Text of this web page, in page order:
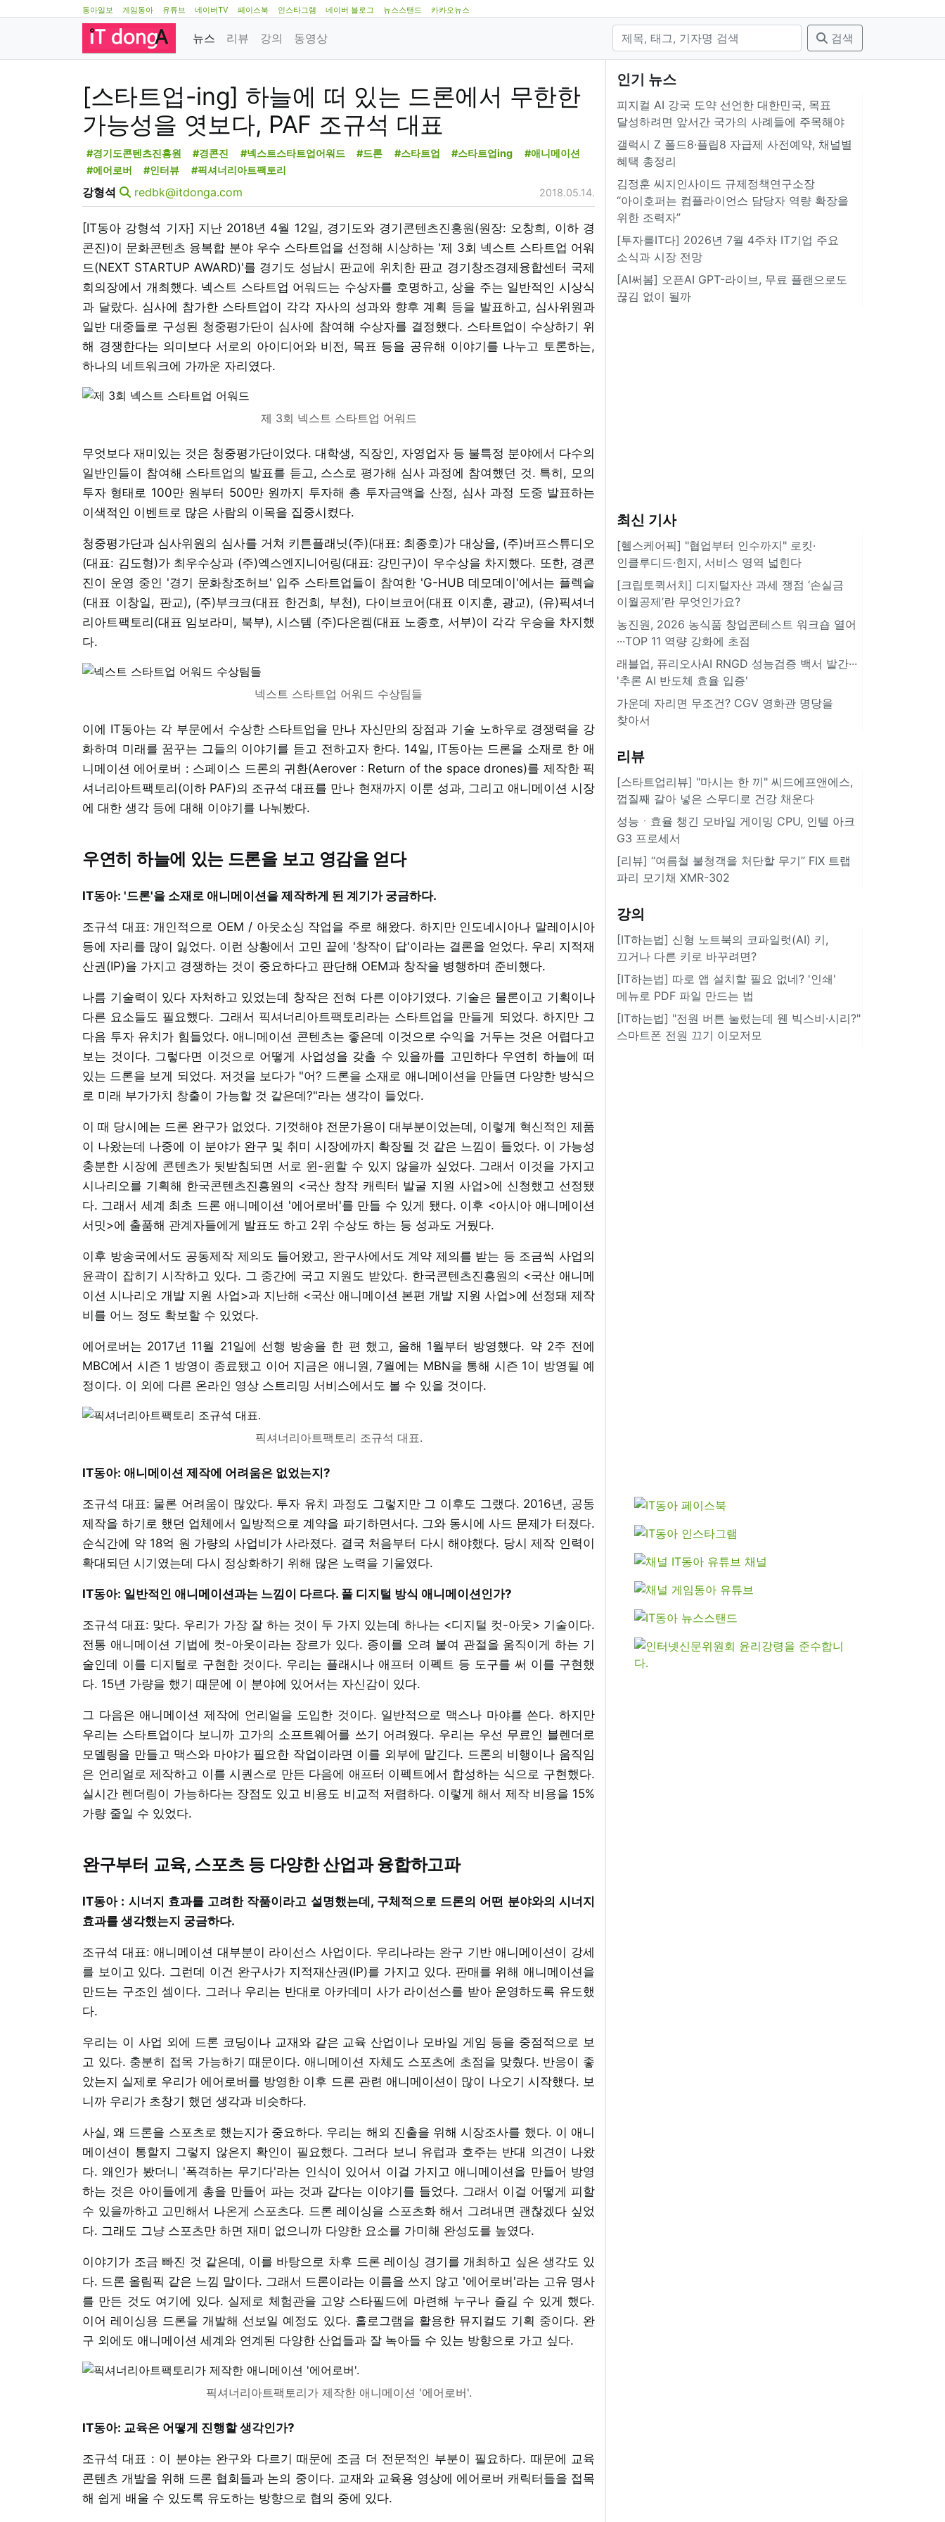
동아일보 게임동아 유튜브 네이버TV 페이스북 인스타그램 네이버 블로그 뉴스스탠드 카카오뉴스
뉴스 리뷰 강의 동영상 검색
[스타트업-ing] 하늘에 떠 있는 드론에서 무한한
가능성을 엿보다, PAF 조규석 대표
#경기도콘텐츠진흥원 #경콘진 #넥스트스타트업어워드 #드론 #스타트업 #스타트업ing
#애니메이션
#에어로버
#인터뷰 #픽셔너리아트팩토리
강형석 redbk@itdonga.com 2018.05.14.
[IT동아 강형석 기자] 지난 2018년 4월 12일, 경기도와 경기콘텐츠진흥원(원장: 오창희, 이하 경
콘진)이 문화콘텐츠 융복합 분야 우수 스타트업을 선정해 시상하는 '제 3회 넥스트 스타트업 어워
드(NEXT STARTUP AWARD)'를 경기도 성남시 판교에 위치한 판교 경기창조경제융합센터 국제
회의장에서 개최했다. 넥스트 스타트업 어워드는 수상자를 호명하고, 상을 주는 일반적인 시상식
과 달랐다. 심사에 참가한 스타트업이 각각 자사의 성과와 향후 계획 등을 발표하고, 심사위원과
일반 대중들로 구성된 청중평가단이 심사에 참여해 수상자를 결정했다. 스타트업이 수상하기 위
해 경쟁한다는 의미보다 서로의 아이디어와 비전, 목표 등을 공유해 이야기를 나누고 토론하는,
하나의 네트워크에 가까운 자리였다.
제 3회 넥스트 스타트업 어워드
무엇보다 재미있는 것은 청중평가단이었다. 대학생, 직장인, 자영업자 등 불특정 분야에서 다수의
일반인들이 참여해 스타트업의 발표를 듣고, 스스로 평가해 심사 과정에 참여했던 것. 특히, 모의
투자 형태로 100만 원부터 500만 원까지 투자해 총 투자금액을 산정, 심사 과정 도중 발표하는
이색적인 이벤트로 많은 사람의 이목을 집중시켰다.
청중평가단과 심사위원의 심사를 거쳐 키튼플래닛(주)(대표: 최종호)가 대상을, (주)버프스튜디오
(대표: 김도형)가 최우수상과 (주)엑스엔지니어링(대표: 강민구)이 우수상을 차지했다. 또한, 경콘
진이 운영 중인 '경기 문화창조허브' 입주 스타트업들이 참여한 'G-HUB 데모데이'에서는 플렉슬
(대표 이창일, 판교), (주)부크크(대표 한건희, 부천), 다이브코어(대표 이지훈, 광교), (유)픽셔너
리아트팩토리(대표 임보라미, 북부), 시스템 (주)다온켐(대표 노종호, 서부)이 각각 우승을 차지했
다.
넥스트 스타트업 어워드 수상팀들
이에 IT동아는 각 부문에서 수상한 스타트업을 만나 자신만의 장점과 기술 노하우로 경쟁력을 강
화하며 미래를 꿈꾸는 그들의 이야기를 듣고 전하고자 한다. 14일, IT동아는 드론을 소재로 한 애
니메이션 에어로버 : 스페이스 드론의 귀환(Aerover : Return of the space drones)를 제작한 픽
셔너리아트팩토리(이하 PAF)의 조규석 대표를 만나 현재까지 이룬 성과, 그리고 애니메이션 시장
에 대한 생각 등에 대해 이야기를 나눠봤다.
우연히 하늘에 있는 드론을 보고 영감을 얻다
IT동아: '드론'을 소재로 애니메이션을 제작하게 된 계기가 궁금하다.
조규석 대표: 개인적으로 OEM / 아웃소싱 작업을 주로 해왔다. 하지만 인도네시아나 말레이시아
등에 자리를 많이 잃었다. 이런 상황에서 고민 끝에 '창작이 답'이라는 결론을 얻었다. 우리 지적재
산권(IP)을 가지고 경쟁하는 것이 중요하다고 판단해 OEM과 창작을 병행하며 준비했다.
나름 기술력이 있다 자처하고 있었는데 창작은 전혀 다른 이야기였다. 기술은 물론이고 기획이나
다른 요소들도 필요했다. 그래서 픽셔너리아트팩토리라는 스타트업을 만들게 되었다. 하지만 그
다음 투자 유치가 힘들었다. 애니메이션 콘텐츠는 좋은데 이것으로 수익을 거두는 것은 어렵다고
보는 것이다. 그렇다면 이것으로 어떻게 사업성을 갖출 수 있을까를 고민하다 우연히 하늘에 떠
있는 드론을 보게 되었다. 저것을 보다가 "어? 드론을 소재로 애니메이션을 만들면 다양한 방식으
로 미래 부가가치 창출이 가능할 것 같은데?"라는 생각이 들었다.
이 때 당시에는 드론 완구가 없었다. 기껏해야 전문가용이 대부분이었는데, 이렇게 혁신적인 제품
이 나왔는데 나중에 이 분야가 완구 및 취미 시장에까지 확장될 것 같은 느낌이 들었다. 이 가능성
충분한 시장에 콘텐츠가 뒷받침되면 서로 윈-윈할 수 있지 않을까 싶었다. 그래서 이것을 가지고
시나리오를 기획해 한국콘텐츠진흥원의 <국산 창작 캐릭터 발굴 지원 사업>에 신청했고 선정됐
다. 그래서 세계 최초 드론 애니메이션 '에어로버'를 만들 수 있게 됐다. 이후 <아시아 애니메이션
서밋>에 출품해 관계자들에게 발표도 하고 2위 수상도 하는 등 성과도 거뒀다.
이후 방송국에서도 공동제작 제의도 들어왔고, 완구사에서도 계약 제의를 받는 등 조금씩 사업의
윤곽이 잡히기 시작하고 있다. 그 중간에 국고 지원도 받았다. 한국콘텐츠진흥원의 <국산 애니메
이션 시나리오 개발 지원 사업>과 지난해 <국산 애니메이션 본편 개발 지원 사업>에 선정돼 제작
비를 어느 정도 확보할 수 있었다.
에어로버는 2017년 11월 21일에 선행 방송을 한 편 했고, 올해 1월부터 방영했다. 약 2주 전에
MBC에서 시즌 1 방영이 종료됐고 이어 지금은 애니원, 7월에는 MBN을 통해 시즌 1이 방영될 예
정이다. 이 외에 다른 온라인 영상 스트리밍 서비스에서도 볼 수 있을 것이다.
픽셔너리아트팩토리 조규석 대표.
IT동아: 애니메이션 제작에 어려움은 없었는지?
조규석 대표: 물론 어려움이 많았다. 투자 유치 과정도 그렇지만 그 이후도 그랬다. 2016년, 공동
제작을 하기로 했던 업체에서 일방적으로 계약을 파기하면서다. 그와 동시에 사드 문제가 터졌다.
순식간에 약 18억 원 가량의 사업비가 사라졌다. 결국 처음부터 다시 해야했다. 당시 제작 인력이
확대되던 시기였는데 다시 정상화하기 위해 많은 노력을 기울였다.
IT동아: 일반적인 애니메이션과는 느낌이 다르다. 풀 디지털 방식 애니메이션인가?
조규석 대표: 맞다. 우리가 가장 잘 하는 것이 두 가지 있는데 하나는 <디지털 컷-아웃> 기술이다.
전통 애니메이션 기법에 컷-아웃이라는 장르가 있다. 종이를 오려 붙여 관절을 움직이게 하는 기
술인데 이를 디지털로 구현한 것이다. 우리는 플래시나 애프터 이펙트 등 도구를 써 이를 구현했
다. 15년 가량을 했기 때문에 이 분야에 있어서는 자신감이 있다.
그 다음은 애니메이션 제작에 언리얼을 도입한 것이다. 일반적으로 맥스나 마야를 쓴다. 하지만
우리는 스타트업이다 보니까 고가의 소프트웨어를 쓰기 어려웠다. 우리는 우선 무료인 블렌더로
모델링을 만들고 맥스와 마야가 필요한 작업이라면 이를 외부에 맡긴다. 드론의 비행이나 움직임
은 언리얼로 제작하고 이를 시퀀스로 만든 다음에 애프터 이펙트에서 합성하는 식으로 구현했다.
실시간 렌더링이 가능하다는 장점도 있고 비용도 비교적 저렴하다. 이렇게 해서 제작 비용을 15%
가량 줄일 수 있었다.
완구부터 교육, 스포츠 등 다양한 산업과 융합하고파
IT동아 : 시너지 효과를 고려한 작품이라고 설명했는데, 구체적으로 드론의 어떤 분야와의 시너지
효과를 생각했는지 궁금하다.
조규석 대표: 애니메이션 대부분이 라이선스 사업이다. 우리나라는 완구 기반 애니메이션이 강세
를 보이고 있다. 그런데 이건 완구사가 지적재산권(IP)를 가지고 있다. 판매를 위해 애니메이션을
만드는 구조인 셈이다. 그러나 우리는 반대로 아카데미 사가 라이선스를 받아 운영하도록 유도했
다.
우리는 이 사업 외에 드론 코딩이나 교재와 같은 교육 산업이나 모바일 게임 등을 중점적으로 보
고 있다. 충분히 접목 가능하기 때문이다. 애니메이션 자체도 스포츠에 초점을 맞췄다. 반응이 좋
았는지 실제로 우리가 에어로버를 방영한 이후 드론 관련 애니메이션이 많이 나오기 시작했다. 보
니까 우리가 초창기 했던 생각과 비슷하다.
사실, 왜 드론을 스포츠로 했는지가 중요하다. 우리는 해외 진출을 위해 시장조사를 했다. 이 애니
메이션이 통할지 그렇지 않은지 확인이 필요했다. 그러다 보니 유럽과 호주는 반대 의견이 나왔
다. 왜인가 봤더니 '폭격하는 무기다'라는 인식이 있어서 이걸 가지고 애니메이션을 만들어 방영
하는 것은 아이들에게 총을 만들어 파는 것과 같다는 이야기를 들었다. 그래서 이걸 어떻게 피할
수 있을까하고 고민해서 나온게 스포츠다. 드론 레이싱을 스포츠화 해서 그려내면 괜찮겠다 싶었
다. 그래도 그냥 스포츠만 하면 재미 없으니까 다양한 요소를 가미해 완성도를 높였다.
이야기가 조금 빠진 것 같은데, 이를 바탕으로 차후 드론 레이싱 경기를 개최하고 싶은 생각도 있
다. 드론 올림픽 같은 느낌 말이다. 그래서 드론이라는 이름을 쓰지 않고 '에어로버'라는 고유 명사
를 만든 것도 여기에 있다. 실제로 체험관을 고양 스타필드에 마련해 누구나 즐길 수 있게 했다.
이어 레이싱용 드론을 개발해 선보일 예정도 있다. 홀로그램을 활용한 뮤지컬도 기획 중이다. 완
구 외에도 애니메이션 세계와 연계된 다양한 산업들과 잘 녹아들 수 있는 방향으로 가고 싶다.
픽셔너리아트팩토리가 제작한 애니메이션 '에어로버'.
IT동아: 교육은 어떻게 진행할 생각인가?
조규석 대표 : 이 분야는 완구와 다르기 때문에 조금 더 전문적인 부분이 필요하다. 때문에 교육
콘텐츠 개발을 위해 드론 협회들과 논의 중이다. 교재와 교육용 영상에 에어로버 캐릭터들을 접목
해 쉽게 배울 수 있도록 유도하는 방향으로 협의 중에 있다.
인기 뉴스
피지컬 AI 강국 도약 선언한 대한민국, 목표
달성하려면 앞서간 국가의 사례들에 주목해야
갤럭시 Z 폴드8·플립8 자급제 사전예약, 채널별
혜택 총정리
김정훈 씨지인사이드 규제정책연구소장
“아이호퍼는 컴플라이언스 담당자 역량 확장을
위한 조력자”
[투자를IT다] 2026년 7월 4주차 IT기업 주요
소식과 시장 전망
[AI써봄] 오픈AI GPT-라이브, 무료 플랜으로도
끊김 없이 될까
최신 기사
[헬스케어픽] "협업부터 인수까지" 로킷·
인클루디드·힌지, 서비스 영역 넓힌다
[크립토퀵서치] 디지털자산 과세 쟁점 ‘손실금
이월공제’란 무엇인가요?
농진원, 2026 농식품 창업콘테스트 워크숍 열어
···TOP 11 역량 강화에 초점
래블업, 퓨리오사AI RNGD 성능검증 백서 발간···
'추론 AI 반도체 효율 입증'
가운데 자리면 무조건? CGV 영화관 명당을
찾아서
리뷰
[스타트업리뷰] "마시는 한 끼" 씨드에프앤에스,
껍질째 갈아 넣은 스무디로 건강 채운다
성능ㆍ효율 챙긴 모바일 게이밍 CPU, 인텔 아크
G3 프로세서
[리뷰] “여름철 불청객을 처단할 무기” FIX 트랩
파리 모기채 XMR-302
강의
[IT하는법] 신형 노트북의 코파일럿(AI) 키,
끄거나 다른 키로 바꾸려면?
[IT하는법] 따로 앱 설치할 필요 없네? '인쇄'
메뉴로 PDF 파일 만드는 법
[IT하는법] "전원 버튼 눌렀는데 웬 빅스비·시리?"
스마트폰 전원 끄기 이모저모